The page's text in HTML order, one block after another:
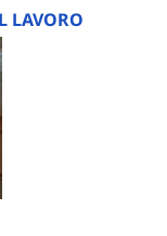
LAVORO